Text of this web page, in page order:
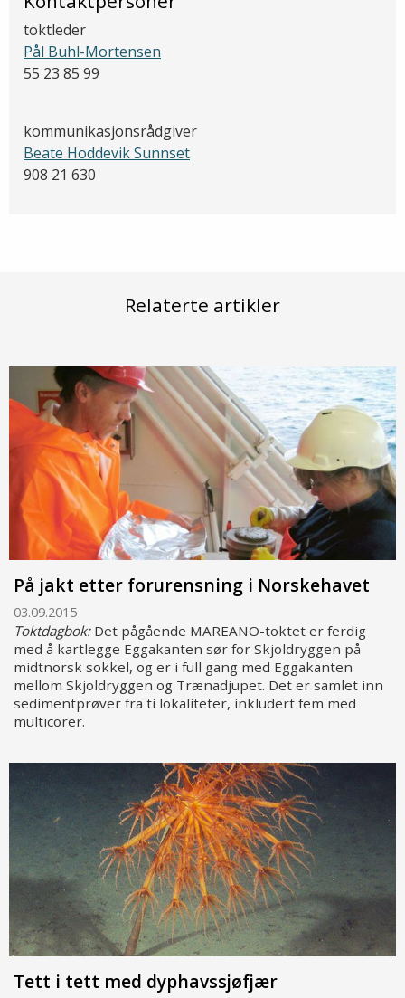
toktleder
Pål Buhl-Mortensen
55 23 85 99
kommunikasjonsrådgiver
Beate Hoddevik Sunnset
908 21 630
Relaterte artikler
På jakt etter forurensning i Norskehavet
03.09.2015
Toktdagbok:Det pågående MAREANO-toktet er ferdig
med å kartlegge Eggakanten sør for Skjoldryggen på
midtnorsk sokkel, og er i full gang med Eggakanten
mellom Skjoldryggen og Trænadjupet. Det er samlet inn
sedimentprøver fra ti lokaliteter, inkludert fem med
multicorer.
Tett i tett med dyphavssjøfjær